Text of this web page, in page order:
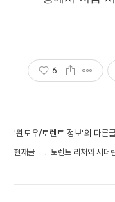
6
'윈도우/토렌트 정보'의 다른
현재글 토렌트 리처와 시더